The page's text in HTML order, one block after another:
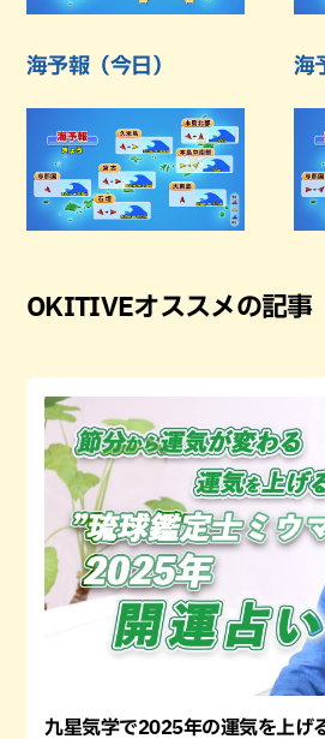
海予報（今日） 海
OKITIVEオススメの記事
九星気学で2025年の運気を上げ